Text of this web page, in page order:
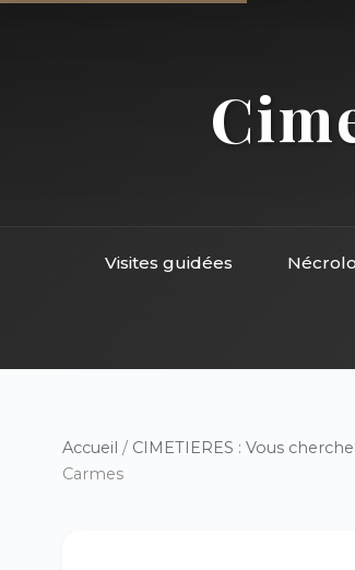
Visites guidées
Accueil / CIMETIERES : Vous
Carmes